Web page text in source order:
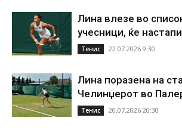
Лина влезе во
учесници, ќе
Тенис 22.07.2026 9:30
Лина поразена на
Челинџерот во
Тенис 20.07.2026 20:30